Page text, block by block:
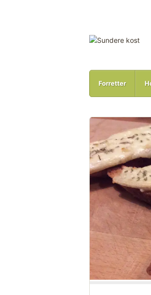
Forretter